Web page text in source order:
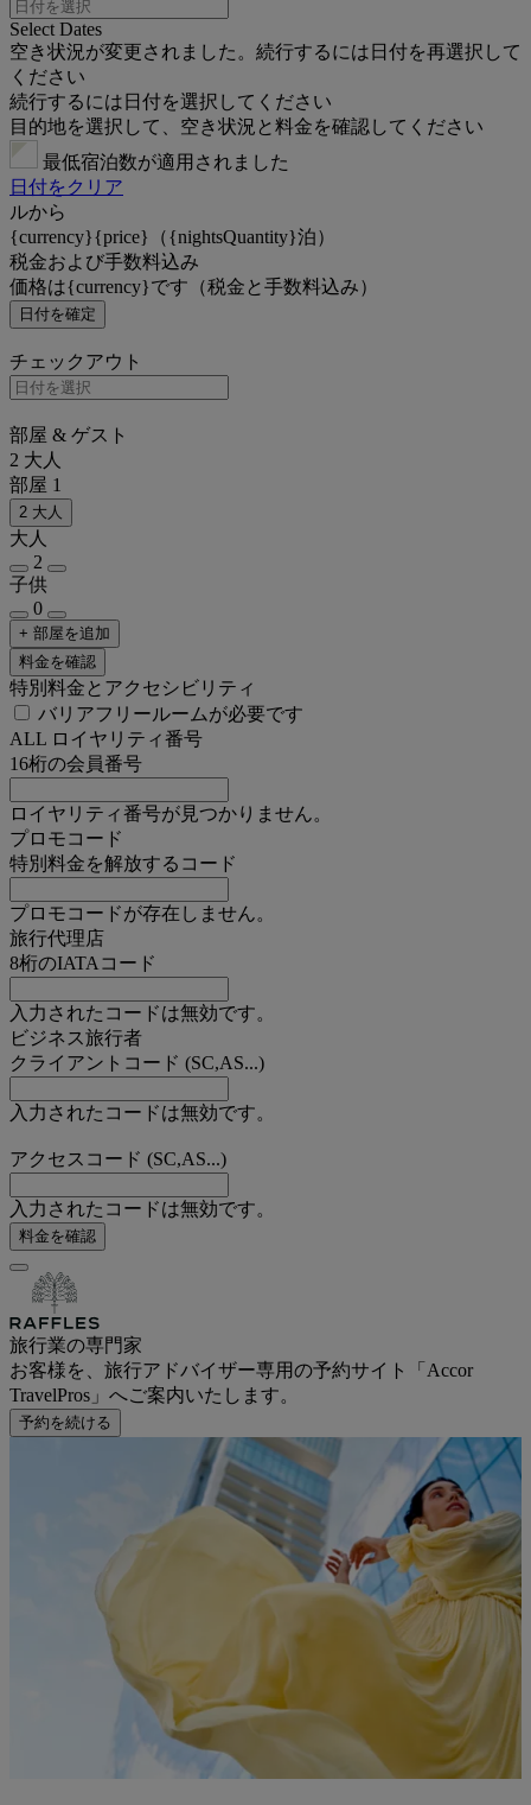
Select Dates
空き状況が変更されました。続行するには日付を再選択して
ください
続行するには日付を選択してください
目的地を選択して、空き状況と料金を確認してください
最低宿泊数が適用されました
日付をクリア
ルから
{currency}{price}（{nightsQuantity}泊）
税金および手数料込み
価格は{currency}です（税金と手数料込み）
日付を確定
チェックアウト
部屋 & ゲスト
2 大人
部屋 1
2 大人
大人
2
子供
0
+ 部屋を追加
料金を確認
特別料金とアクセシビリティ
バリアフリールームが必要です
ALL ロイヤリティ番号
16桁の会員番号
ロイヤリティ番号が見つかりません。
プロモコード
特別料金を解放するコード
プロモコードが存在しません。
旅行代理店
8桁のIATAコード
入力されたコードは無効です。
ビジネス旅行者
クライアントコード (SC,AS...)
入力されたコードは無効です。
アクセスコード (SC,AS...)
入力されたコードは無効です。
料金を確認
旅行業の専門家
お客様を、旅行アドバイザー専用の予約サイト「Accor
TravelPros」へご案内いたします。
予約を続ける